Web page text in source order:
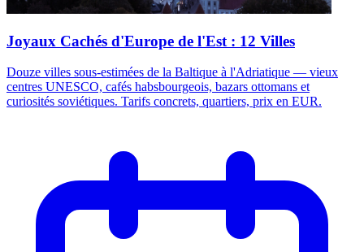
Joyaux Cachés d'Europe de l'Est : 12 Villes
Douze villes sous-estimées de la Baltique à l'Adriatique — vieux
centres UNESCO, cafés habsbourgeois, bazars ottomans et
curiosités soviétiques. Tarifs concrets, quartiers, prix en EUR.